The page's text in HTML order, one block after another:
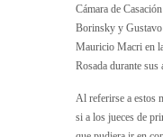
Cámara de
Borinsky y
Mauricio Macri en
Rosada durante sus
Al referirse a estos
si a los jueces de